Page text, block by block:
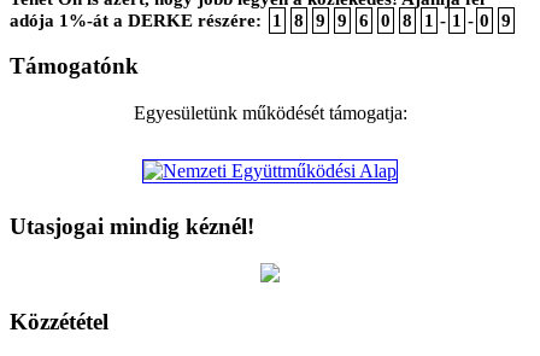
adója 1%-át a DERKE részére:
1 8 9 9 6 0 8 1 - 1 - 0 9
Támogatónk
Egyesületünk működését támogatja:
Utasjogai mindig kéznél!
Közzététel